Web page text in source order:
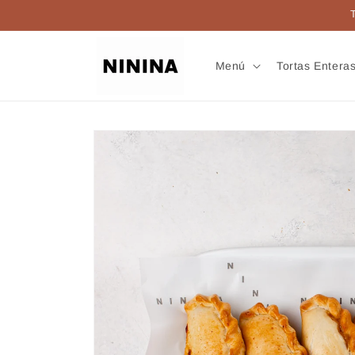
al contenido
Menú Tortas Enteras
directamente